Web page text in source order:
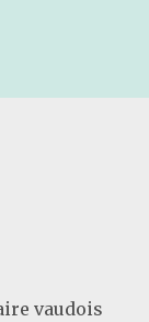
vaudois